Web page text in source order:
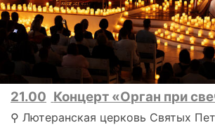
21.00 Концерт «Орган при
⚲ Лютеранская церковь Святых